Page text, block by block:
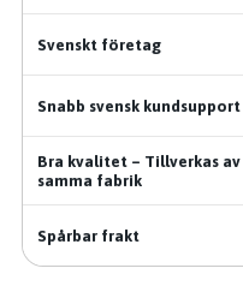
Svenskt företag
Snabb svensk kundsupport
Bra kvalitet – Tillverkas av
samma fabrik
Spårbar frakt